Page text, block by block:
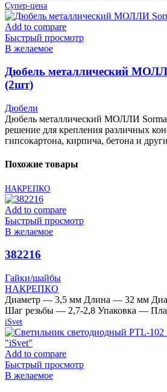
Супер-цена
Add to compare
Быстрый просмотр
В желаемое
Дюбель металлический
(2шт)
Дюбели
Дюбель металлический МОЛЛИ
решение для крепления различных
гипсокартона, кирпича, бетона и
Похожие товары
НАКРЕПКО
Add to compare
Быстрый просмотр
В желаемое
382216
Гайки/шайбы
НАКРЕПКО
Диаметр — 3,5 мм Длина — 32 мм
Шаг резьбы — 2,7-2,8 Упаковка —
iSvet
Add to compare
Быстрый просмотр
В желаемое